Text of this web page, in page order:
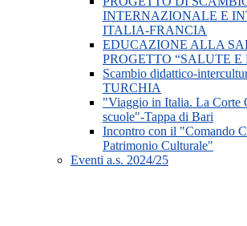
INTERNAZIONALE E
ITALIA-FRANCIA
EDUCAZIONE ALLA
PROGETTO “SALUTE E
Scambio didattico-
TURCHIA
"Viaggio in Italia. La Corte
scuole"-Tappa di Bari
Incontro con il "Comando
Patrimonio Culturale"
Eventi a.s. 2024/25